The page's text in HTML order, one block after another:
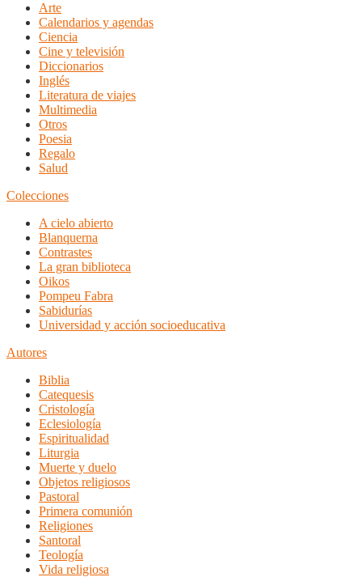
Arte
Calendarios y agendas
Ciencia
Cine y televisión
Diccionarios
Inglés
Literatura de viajes
Multimedia
Otros
Poesia
Regalo
Salud
Colecciones
A cielo abierto
Blanquerna
Contrastes
La gran biblioteca
Oikos
Pompeu Fabra
Sabidurías
Universidad y acción socioeducativa
Autores
Biblia
Catequesis
Cristología
Eclesiología
Espiritualidad
Liturgia
Muerte y duelo
Objetos religiosos
Pastoral
Primera comunión
Religiones
Santoral
Teología
Vida religiosa